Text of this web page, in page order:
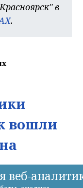
в
.
вошли
веб-